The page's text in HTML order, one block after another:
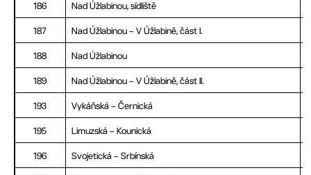
186 Nad Úžlabinou, sídliště
187 Nad Úžlabinou – V Úžlabině, část I.
188 Nad Úžlabinou
189 Nad Úžlabinou – V Úžlabině, část II.
193 Vykáňská – Černická
195 Limuzská – Kounická
196 Svojetická – Srbínská